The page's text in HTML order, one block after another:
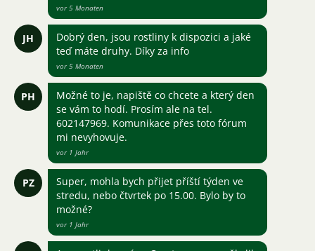
vor 5 Monaten
JH
Dobrý den, jsou rostliny k dispozici a jaké
teď máte druhy. Díky za info
vor 5 Monaten
PH
Možné to je, napiště co chcete a který den
se vám to hodí. Prosím ale na tel.
602147969. Komunikace přes toto fórum
mi nevyhovuje.
vor 1 Jahr
PZ
Super, mohla bych přijet příští týden ve
stredu, nebo čtvrtek po 15.00. Bylo by to
možné?
vor 1 Jahr